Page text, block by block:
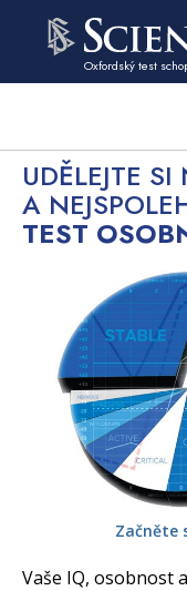
Oxfordský test
UDĚLEJTE SI
A
TEST
Začněte
Vaše IQ, osobnost